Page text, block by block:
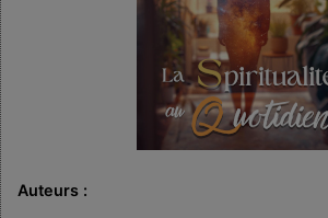
Auteurs :